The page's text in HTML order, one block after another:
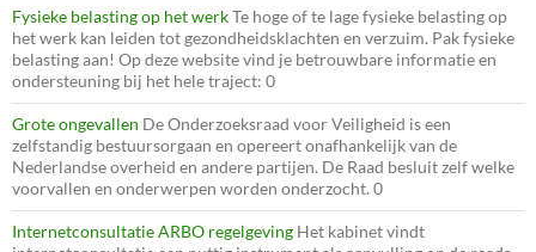
Fysieke belasting op het werkTe hoge of te lage fysieke belasting op
het werk kan leiden tot gezondheidsklachten en verzuim. Pak fysieke
belasting aan! Op deze website vind je betrouwbare informatie en
ondersteuning bij het hele traject: 0
Grote ongevallen De Onderzoeksraad voor Veiligheid is een
zelfstandig bestuursorgaan en opereert onafhankelijk van de
Nederlandse overheid en andere partijen. De Raad besluit zelf welke
voorvallen en onderwerpen worden onderzocht. 0
Internetconsultatie ARBO regelgeving Het kabinet vindt